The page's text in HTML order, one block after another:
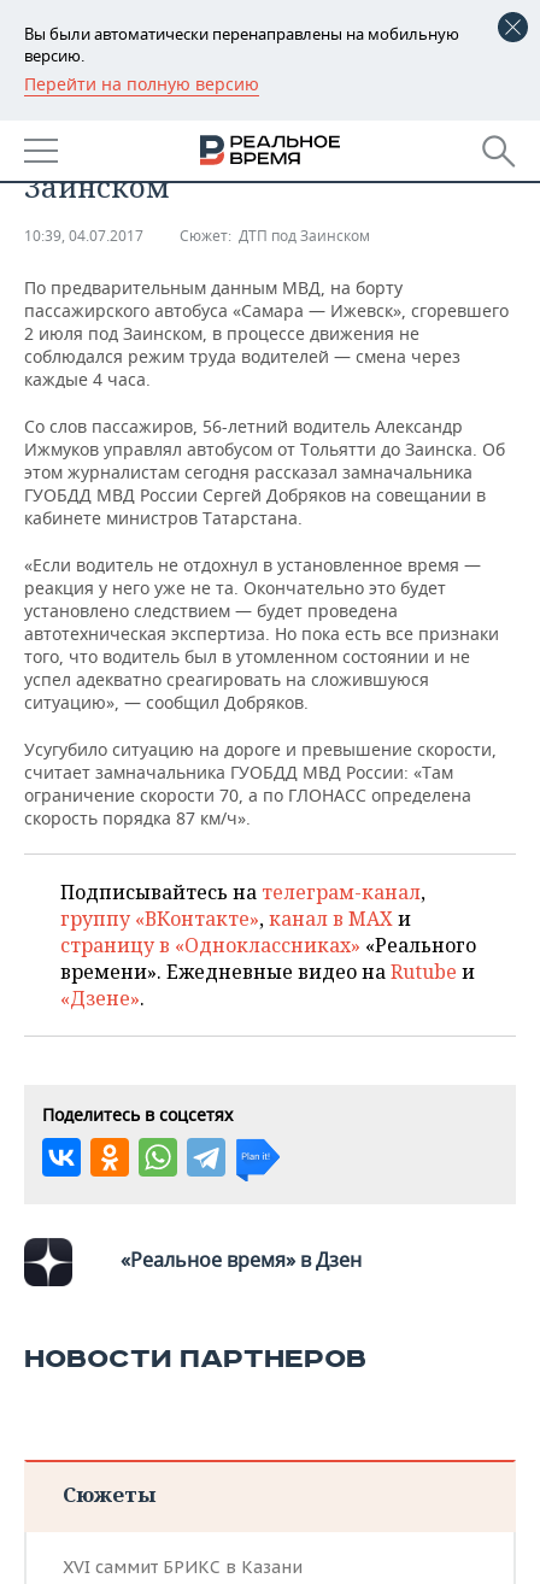
Вы были автоматически перенаправлены на мобильную
версию.
Перейти на полную версию
РЕГИОНЫ
БАШКОРТОСТАН
ТАТАРСТАН
НОВОСТИ
АНАЛИТИКА
ДЕКЛАРАЦИИ О ДОХОДАХ
КОРОЛИ ГОСЗАКАЗА ПФО
ВУЗЫ ТАТАРСТАНА
КОМУ ПРИНАДЛЕЖАТ
ТОРГОВЫЕ ЦЕНТРЫ
ТАТАРСТАНА
НОВОСТИ ЭКОНОМИКИ
ФИНАНСЫ
БАНКИ
БЮДЖЕТ
ИНВЕСТИЦИИ
ПРОМЫШЛЕННОСТЬ
НОВОСТИ
ПРОМЫШЛЕННОСТИ
АГРОПРОМ
МАШИНОСТРОЕНИЕ
НЕФТЬ
ОПК
ЭНЕРГЕТИКА
НЕДВИЖИМОСТЬ
НОВОСТИ НЕДВИЖИМОСТИ
АВТО
НОВОСТИ АВТО
БИЗНЕС
НОВОСТИ БИЗНЕСА
РОЗНИЧНАЯ ТОРГОВЛЯ
ТРАНСПОРТ
УСЛУГИ
ТЕХНОЛОГИИ
НОВОСТИ ТЕХНОЛОГИЙ
IT
МЕДИА
ТЕЛЕКОММУНИКАЦИИ
МЕРОПРИЯТИЯ
НОВОСТИ МЕРОПРИЯТИЙ
ВЫЕЗДНАЯ РЕДАКЦИЯ
БИЗНЕС-БРАНЧИ
ONLINE-КОНФЕРЕНЦИИ
ОТКРЫТАЯ ЛЕКЦИЯ
СПОРТ
НОВОСТИ СПОРТА
ФУТБОЛ
ХОККЕЙ
БАСКЕТБОЛ
ВОЛЕЙБОЛ
КИБЕРСПОРТ
ХОККЕЙ С МЯЧОМ
ОБЩЕСТВО
НОВОСТИ ОБЩЕСТВА
ВЛАСТЬ
ИНФРАСТРУКТУРА
ИСТОРИЯ
КУЛЬТУРА
ПРОИСШЕСТВИЯ
ФОТОГАЛЕРЕЯ
СЮЖЕТЫ
СПИСОК ПЕРСОН
СПИСОК КОМПАНИЙ
ПОЛНАЯ ВЕРСИЯ
главной причиной ДТП под
Заинском
10:39, 04.07.2017 Сюжет: ДТП под Заинском
По предварительным данным МВД, на борту
пассажирского автобуса «Самара — Ижевск», сгоревшего
2 июля под Заинском, в процессе движения не
соблюдался режим труда водителей — смена через
каждые 4 часа.
Со слов пассажиров, 56-летний водитель Александр
Ижмуков управлял автобусом от Тольятти до Заинска. Об
этом журналистам сегодня рассказал замначальника
ГУОБДД МВД России Сергей Добряков на совещании в
кабинете министров Татарстана.
«Если водитель не отдохнул в установленное время —
реакция у него уже не та. Окончательно это будет
установлено следствием — будет проведена
автотехническая экспертиза. Но пока есть все признаки
того, что водитель был в утомленном состоянии и не
успел адекватно среагировать на сложившуюся
ситуацию», — сообщил Добряков.
Усугубило ситуацию на дороге и превышение скорости,
считает замначальника ГУОБДД МВД России: «Там
ограничение скорости 70, а по ГЛОНАСС определена
скорость порядка 87 км/ч».
Подписывайтесь на телеграм-канал,
группу «ВКонтакте»,канал в MAXи
страницу в «Одноклассниках» «Реального
времени». Ежедневные видео наRutube и
«Дзене».
Поделитесь в соцсетях
«Реальное время» в Дзен
НОВОСТИ ПАРТНЕРОВ
Сюжеты
XVI саммит БРИКС в Казани